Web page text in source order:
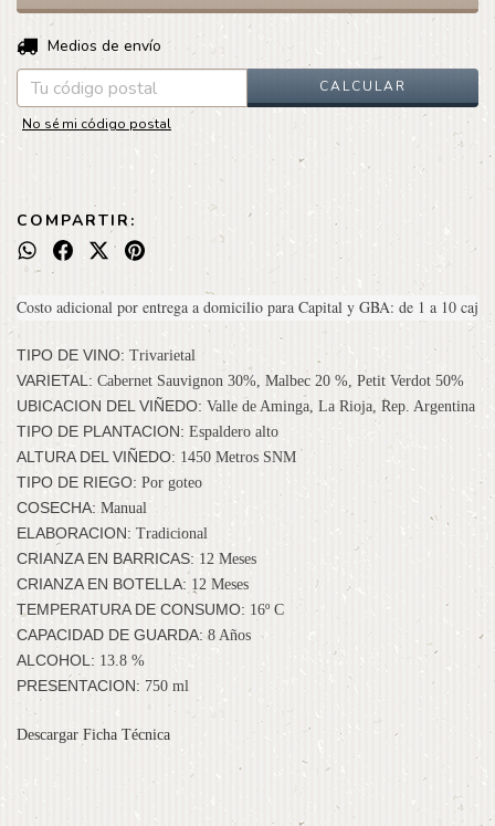
Entregas para el CP:
Medios de envío
CALCULAR
No sé mi código postal
COMPARTIR:
Costo adicional por entrega a domicilio para Capital y GBA: de 1 a 10
TIPO DE VINO: Trivarietal
VARIETAL: Cabernet Sauvignon 30%, Malbec 20 %, Petit Verdot 50%
UBICACION DEL VIÑEDO: Valle de Aminga, La Rioja, Rep. Argentina
TIPO DE PLANTACION: Espaldero alto
ALTURA DEL VIÑEDO: 1450 Metros SNM
TIPO DE RIEGO: Por goteo
COSECHA:Manual
ELABORACION: Tradicional
CRIANZA EN BARRICAS: 12 Meses
CRIANZA EN BOTELLA: 12 Meses
TEMPERATURA DE CONSUMO: 16º C
CAPACIDAD DE GUARDA:8 Años
ALCOHOL: 13.8 %
PRESENTACION: 750 ml
Descargar Ficha Técnica